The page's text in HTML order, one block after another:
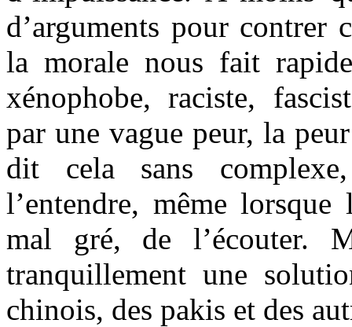
d’arguments pour contrer
la morale nous fait
xénophobe, raciste,
par une vague peur, la
dit cela sans
l’entendre, même
mal gré, de l’écouter.
tranquillement une
chinois, des pakis et des